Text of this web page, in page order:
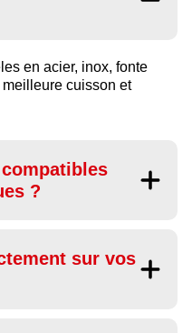
en acier, inox, fonte
cuisson et
?
sur vos